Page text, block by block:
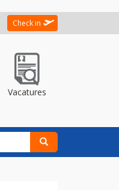
Check in
Vacatures